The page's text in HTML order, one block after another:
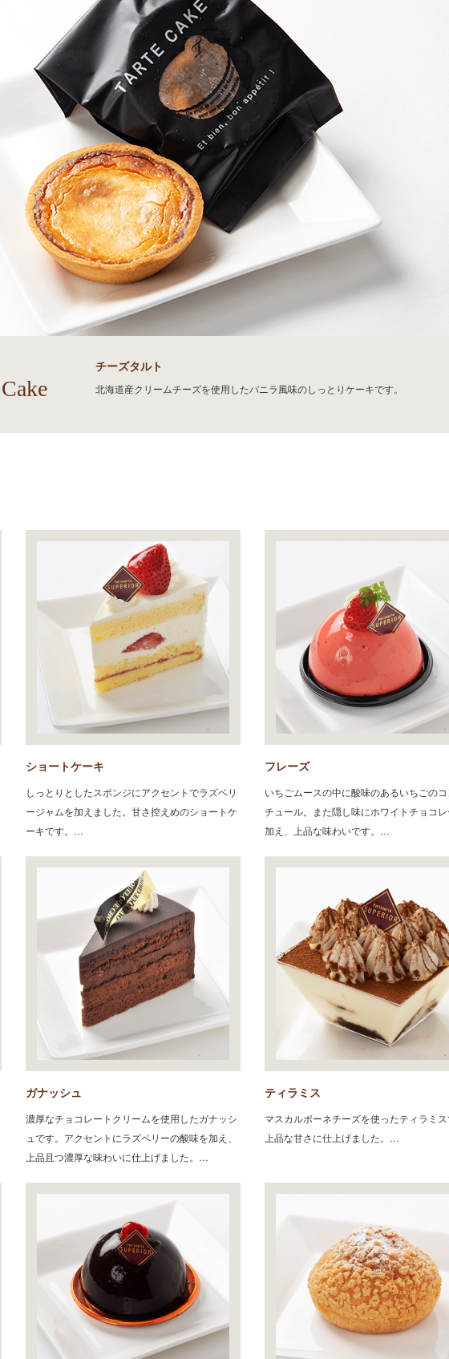
チーズタルト
北海道産クリームチーズを使用したバニラ風味のしっとりケーキです。
ショートケーキ
しっとりとしたスポンジにアクセントでラズベリ
ージャムを加えました。甘さ控えめのショートケ
ーキです。…
フレーズ
いちごムースの中に酸味のあるいちごのコ
チュール。また隠し味にホワイトチョコ
加え、上品な味わいです。…
ガナッシュ
濃厚なチョコレートクリームを使用したガナッシ
ュです。アクセントにラズベリーの酸味を加え、
上品且つ濃厚な味わいに仕上げました。…
ティラミス
マスカルポーネチーズを使ったティラミス
上品な甘さに仕上げました。…